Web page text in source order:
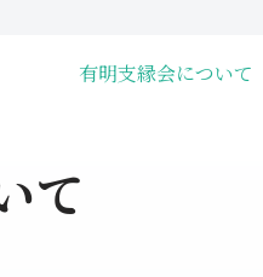
有明支縁会について
て